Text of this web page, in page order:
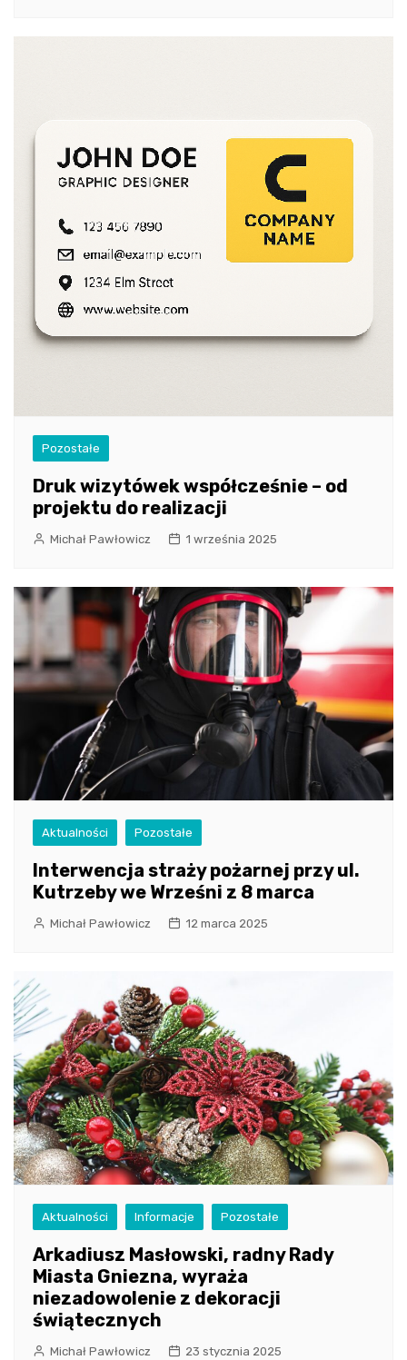
Pozostałe
Druk wizytówek współcześnie – od
projektu do realizacji
Michał Pawłowicz 1 września 2025
Aktualności Pozostałe
Interwencja straży pożarnej przy ul.
Kutrzeby we Wrześni z 8 marca
Michał Pawłowicz 12 marca 2025
Aktualności Informacje Pozostałe
Arkadiusz Masłowski, radny Rady
Miasta Gniezna, wyraża
niezadowolenie z dekoracji
świątecznych
Michał Pawłowicz 23 stycznia 2025